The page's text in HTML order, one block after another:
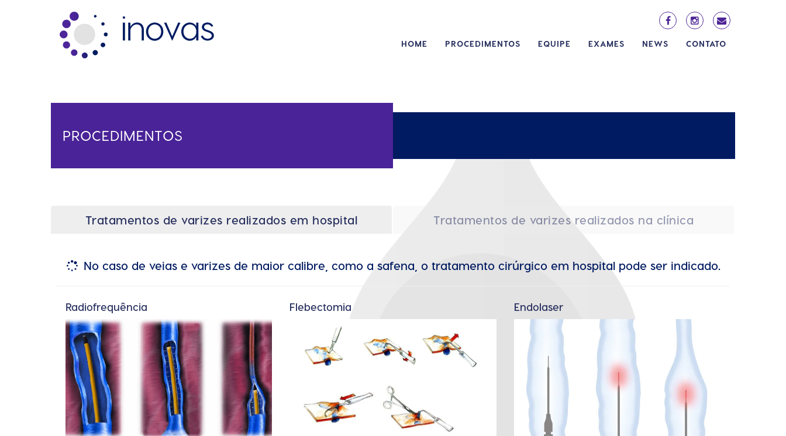
HOME PROCEDIMENTOS EQUIPE EXAMES NEWS CONTATO
PROCEDIMENTOS
Tratamentos de varizes realizados em hospital Tratamentos de varizes realizados na clínica
No caso de veias e varizes de maior calibre, como a safena, o tratamento cirúrgico em hospital pode ser indicado.
Radiofrequência Flebectomia Endolaser